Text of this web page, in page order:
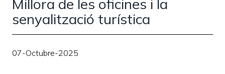
Millora de les oficines i la
senyalització turística
07-Octubre-2025